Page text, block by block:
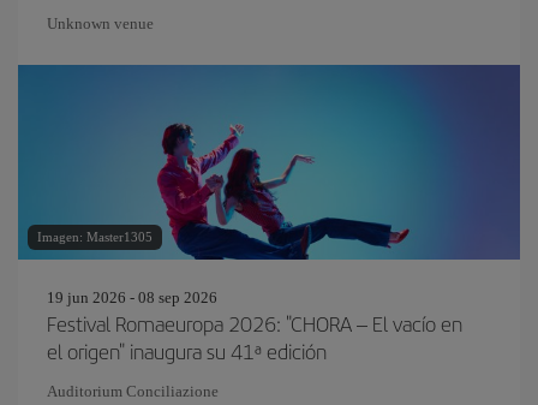
Unknown venue
Imagen: Master1305
19 jun 2026 - 08 sep 2026
Festival Romaeuropa 2026: "CHORA – El vacío en
el origen" inaugura su 41ª edición
Auditorium Conciliazione